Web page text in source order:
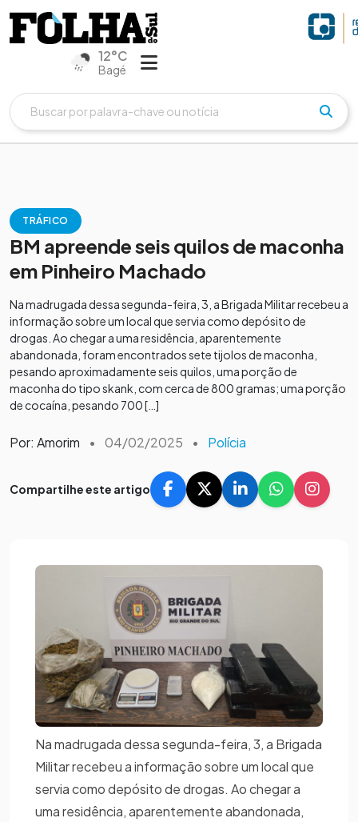
12°C
Bagé
TRÁFICO
BM apreende seis quilos de maconha
em Pinheiro Machado
Na madrugada dessa segunda-feira, 3, a Brigada Militar recebeu a
informação sobre um local que servia como depósito de
drogas. Ao chegar a uma residência, aparentemente
abandonada, foram encontrados sete tijolos de maconha,
pesando aproximadamente seis quilos, uma porção de
maconha do tipo skank, com cerca de 800 gramas; uma porção
de cocaína, pesando 700 […]
Por: Amorim • 04/02/2025 • Polícia
Compartilhe este artigo
Na madrugada dessa segunda-feira, 3, a Brigada
Militar recebeu a informação sobre um local que
servia como depósito de drogas. Ao chegar a
uma residência, aparentemente abandonada,